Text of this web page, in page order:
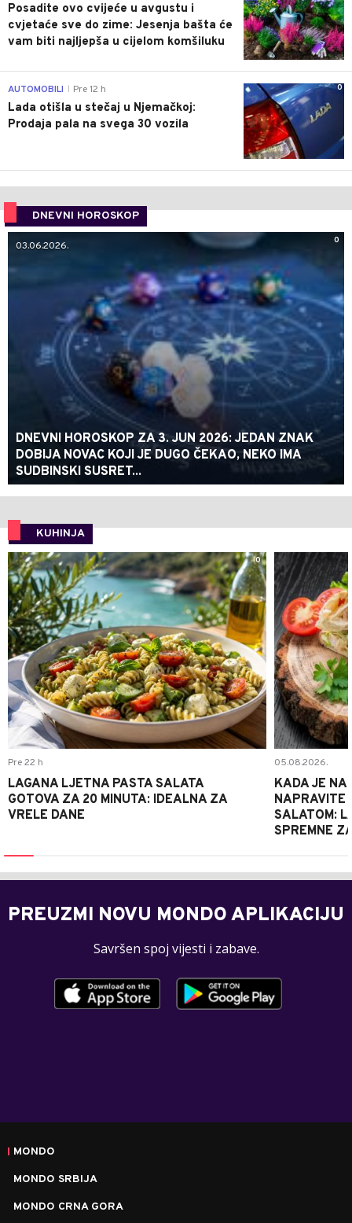
Posadite ovo cvijeće u avgustu i
cvjetaće sve do zime: Jesenja bašta će
vam biti najljepša u cijelom komšiluku
0
AUTOMOBILI Pre 12 h
Lada otišla u stečaj u Njemačkoj:
Prodaja pala na svega 30 vozila
DNEVNI HOROSKOP
0
03.06.2026.
DNEVNI HOROSKOP ZA 3. JUN 2026: JEDAN ZNAK
DOBIJA NOVAC KOJI JE DUGO ČEKAO, NEKO IMA
SUDBINSKI SUSRET...
KUHINJA
0
Pre 22 h
LAGANA LJETNA PASTA SALATA
GOTOVA ZA 20 MINUTA: IDEALNA ZA
VRELE DANE
05.08.2026.
KADA JE
NAPRAVITE
SALATOM:
SPREMNE
PREUZMI NOVU MONDO APLIKACIJU
Savršen spoj vijesti i zabave.
MONDO
MONDO SRBIJA
MONDO CRNA GORA